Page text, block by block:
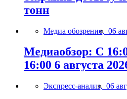
тонн
Медиа обозрение, 06
Медиаобзор: С
16:00 6 августа
Экспресс-анализ, 06